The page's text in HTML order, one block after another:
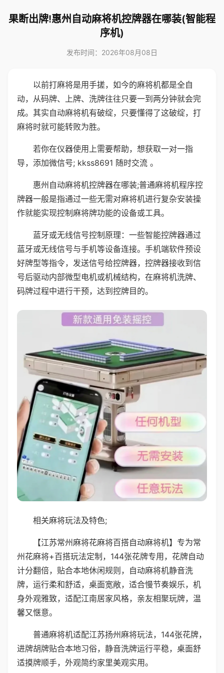
果断出牌!惠州自动麻将机控牌器在哪装(智能程
序机)
发布时间：2026年08月08日
以前打麻将是用手搓，如今的麻将机都是全自
动，从码牌、上牌、洗牌往往只要一到两分钟就会完
成。其实自动麻将机有破绽，只要懂得了这破绽，打
麻将时就可能转败为胜。
若你在仪器使用上需要帮助，想获取一对一指
导，添加微信号; kkss8691 随时交流 。
惠州自动麻将机控牌器在哪装;普通麻将机程序控
牌器一般是指通过一些无需对麻将机进行复杂安装操
作就能实现控制麻将牌功能的设备或工具。
蓝牙或无线信号控制原理：一些智能控牌器通过
蓝牙或无线信号与手机等设备连接。手机端软件预设
好牌型等指令，发送信号给控牌器，控牌器接收到信
号后驱动内部微型电机或机械结构，在麻将机洗牌、
码牌过程中进行干预，达到控牌目的。
相关麻将玩法及特色;
【江苏常州麻将花麻将百搭自动麻将机】专为常
州花麻将+百搭玩法定制，144张花牌专用，花牌自动
计分翻倍，贴合本地休闲规则，自动麻将机静音洗
牌，运行柔和舒适，桌面宽敞，适合慢节奏娱乐，机
身外观雅致，适配江南居家风格，亲友相聚玩牌，温
馨又惬意。
普通麻将机适配江苏扬州麻将玩法，144张花牌，
进牌胡牌贴合本地习俗，静音洗牌运行平稳，桌面舒
适摸牌顺手，外观简约家里美观实用。